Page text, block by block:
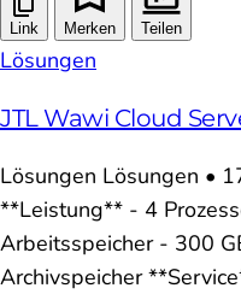
Link Merken Teilen
Lösungen
JTL Wawi Cloud
Lösungen Lösungen •
**Leistung** - 4
Arbeitsspeicher - 300
Archivspeicher